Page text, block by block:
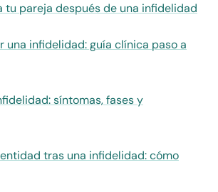
tu pareja después de una infidelidad
una infidelidad: guía clínica paso a
síntomas, fases y
tras una infidelidad: cómo